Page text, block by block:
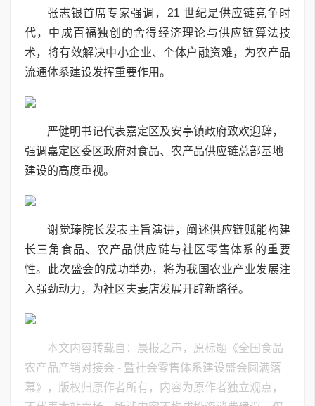
张志银首席专家强调，21 世纪是供应链竞争时
代，中成百福独创的舍得经济理论与供应链算法技
术，将有效解决中小企业、个体户融资难，为农产品
流通体系建设发挥重要作用。
严健明书记代表嘉定区及安亭镇政府致欢迎辞，
强调嘉定区委区政府对食品、农产品供应链总部基地
建设的高度重视。
谢觉瑧院长发表主旨演讲，阐述供应链赋能构建
长三角食品、农产品供应链与社区零售体系的重要
性。此次盛会的成功举办，将为我国农业产业发展注
入强劲动力，为社区夫妻店发展开辟新路径。
本文内容转载自：晨报之声，原标题《全国食品
农产品产销对接会 - 暨社会零售体系建设盛会圆满落
幕》，版权归原作者所有，内容为原作者独立观点，